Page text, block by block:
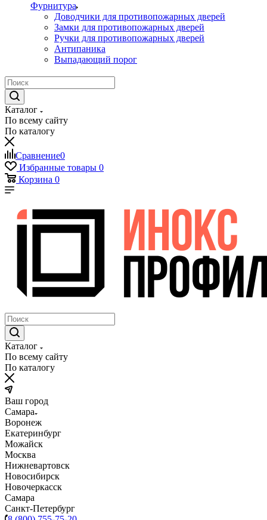
Фурнитура
Доводчики для противопожарных дверей
Замки для противопожарных дверей
Ручки для противопожарных дверей
Антипаника
Выпадающий порог
Каталог
По всему сайту
По каталогу
Сравнение0
Избранные товары 0
Корзина 0
Каталог
По всему сайту
По каталогу
Ваш город
Самара
Воронеж
Екатеринбург
Можайск
Москва
Нижневартовск
Новосибирск
Новочеркасск
Самара
Санкт-Петербург